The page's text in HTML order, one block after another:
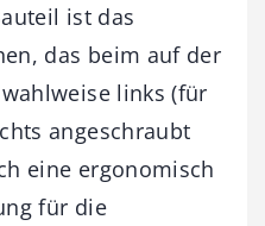
ist das
das beim auf der
links (für
angeschraubt
eine ergonomisch
für die